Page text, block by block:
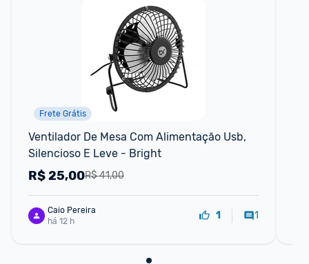
Frete Grátis
Ventilador De Mesa Com Alimentação Usb,
Silencioso E Leve - Bright
R$ 41,00
R$25,00
Caio Pereira
há 12 h
1 1